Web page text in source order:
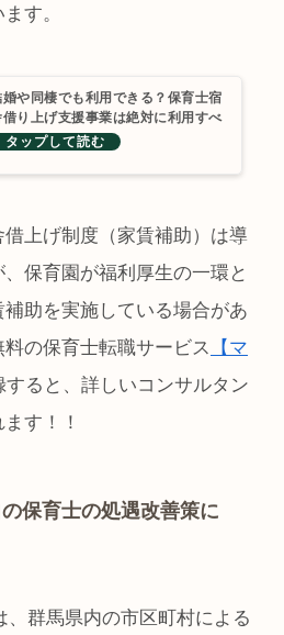
す。
婚や同棲でも利用できる？保育士宿
借り上げ支援事業は絶対に利用すべ
【家賃補助】
上げ制度（家賃補助）は導
保育園が福利厚生の一環と
助を実施している場合があ
の保育士転職サービス
【マ
すると、詳しいコンサルタン
す！！
保育士の処遇改善策に
、群馬県内の市区町村による